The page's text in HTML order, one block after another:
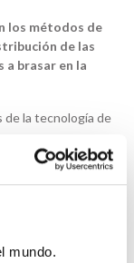
mundo.
los métodos de
de las
a brasar en la
de la tecnología de
de